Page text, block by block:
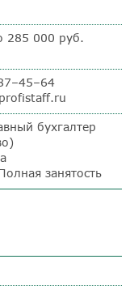
285 000 руб.
бухгалтер
занятость